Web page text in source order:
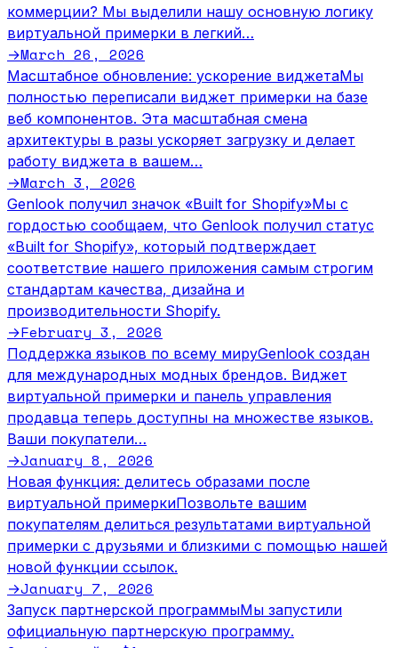
коммерции? Мы выделили нашу основную логику
виртуальной примерки в легкий…
→March 26, 2026
Масштабное обновление: ускорение виджетаМы
полностью переписали виджет примерки на базе
веб компонентов. Эта масштабная смена
архитектуры в разы ускоряет загрузку и делает
работу виджета в вашем…
→March 3, 2026
Genlook получил значок «Built for Shopify»Мы с
гордостью сообщаем, что Genlook получил статус
«Built for Shopify», который подтверждает
соответствие нашего приложения самым строгим
стандартам качества, дизайна и
производительности Shopify.
→February 3, 2026
Поддержка языков по всему мируGenlook создан
для международных модных брендов. Виджет
виртуальной примерки и панель управления
продавца теперь доступны на множестве языков.
Ваши покупатели…
→January 8, 2026
Новая функция: делитесь образами после
виртуальной примеркиПозвольте вашим
покупателям делиться результатами виртуальной
примерки с друзьями и близкими с помощью нашей
новой функции ссылок.
→January 7, 2026
Запуск партнерской программыМы запустили
официальную партнерскую программу.